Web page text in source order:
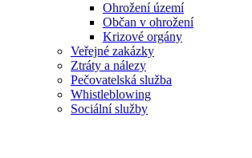
Ohrožení území
Občan v ohrožení
Krizové orgány
Veřejné zakázky
Ztráty a nálezy
Pečovatelská služba
Whistleblowing
Sociální služby